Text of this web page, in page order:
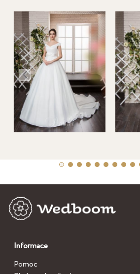
Informace
Pomoc